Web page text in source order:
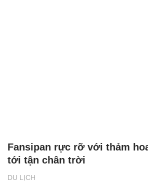
DU LỊCH
Fansipan rực rỡ với thảm
tới tận chân trời